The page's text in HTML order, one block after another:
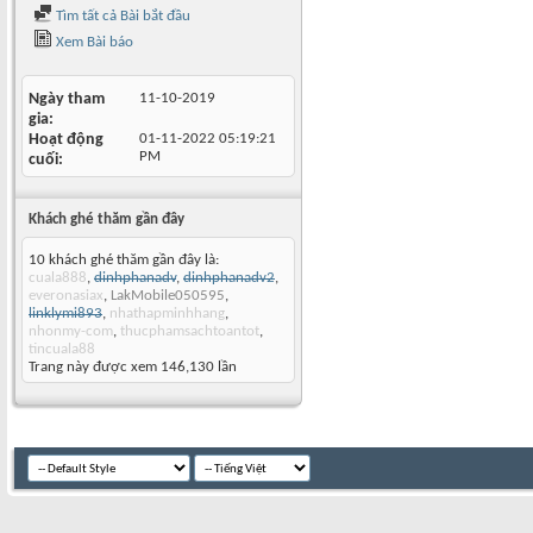
Tìm tất cả Bài bắt đầu
Xem Bài báo
Ngày tham
gia
11-10-2019
Hoạt động
cuối
01-11-2022 05:19:21
PM
Khách ghé thăm gần đây
10 khách ghé thăm gần đây là:
cuala888, dinhphanadv, dinhphanadv2,
everonasiax, LakMobile050595,
linklymi893, nhathapminhhang,
nhonmy-com, thucphamsachtoantot,
tincuala88
Trang này được xem 146,130 lần